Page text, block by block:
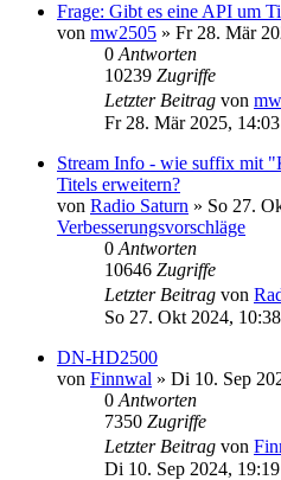
Frage: Gibt es eine API um
von mw2505 » Fr 28. Mär
0 Antworten
10239 Zugriffe
Letzter Beitrag von
Fr 28. Mär 2025, 14:03
Stream Info - wie suffix mit
Titels erweitern?
von Radio Saturn » So 27.
Verbesserungsvorschläge
0 Antworten
10646 Zugriffe
Letzter Beitrag von
So 27. Okt 2024, 10:38
DN-HD2500
von Finnwal » Di 10. Sep
0 Antworten
7350 Zugriffe
Letzter Beitrag von
Di 10. Sep 2024, 19:19